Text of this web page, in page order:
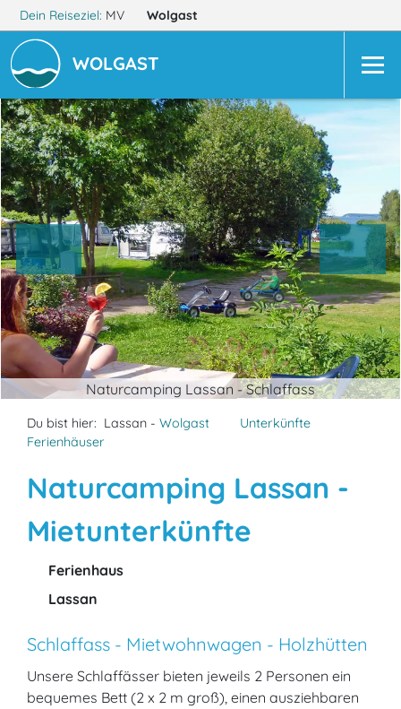
Dein Reiseziel: MV Wolgast
WOLGAST
Naturcamping Lassan - Schlaffass
Du bist hier: Lassan - Wolgast
Unterkünfte
Ferienhäuser
Naturcamping Lassan -
Mietunterkünfte
Ferienhaus
Lassan
Schlaffass - Mietwohnwagen - Holzhütten
Unsere Schlaffässer bieten jeweils 2 Personen ein
bequemes Bett (2 x 2 m groß), einen ausziehbaren